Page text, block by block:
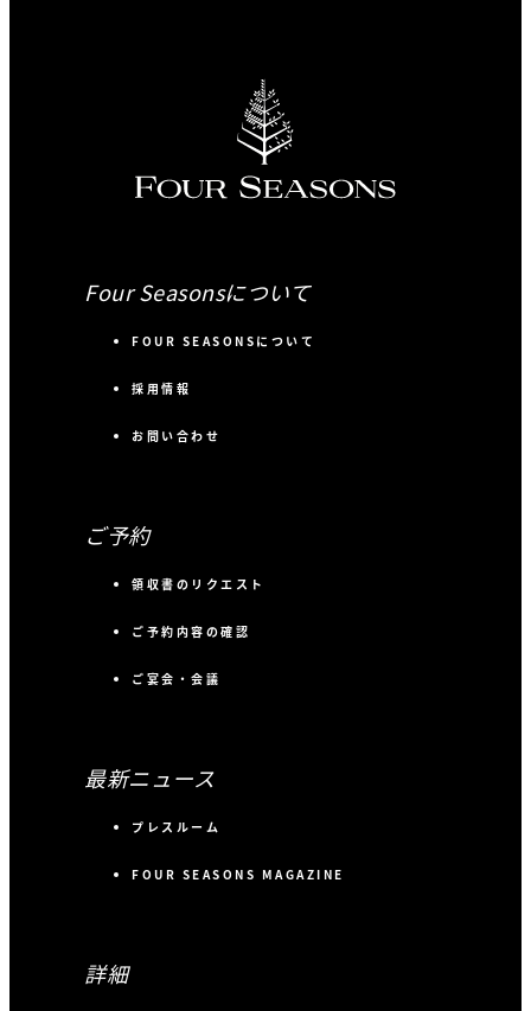
Four Seasonsについて
FOUR SEASONSについて
採用情報
お問い合わせ
ご予約
領収書のリクエスト
ご予約内容の確認
ご宴会・会議
最新ニュース
プレスルーム
FOUR SEASONS MAGAZINE
詳細